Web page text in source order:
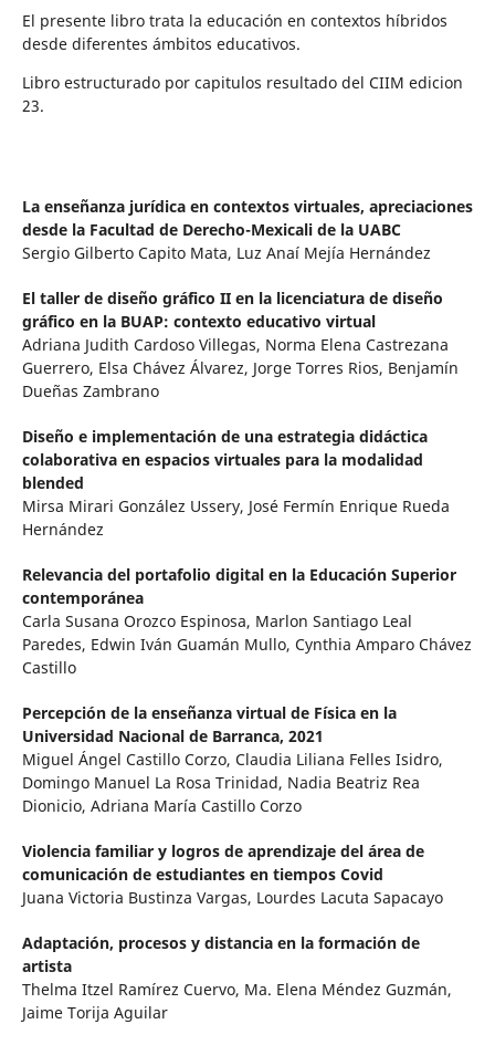
El presente libro trata la educación en contextos híbridos
desde diferentes ámbitos educativos.
Libro estructurado por capitulos resultado del CIIM edicion
23.
La enseñanza jurídica en contextos virtuales, apreciaciones
desde la Facultad de Derecho-Mexicali de la UABC
Sergio Gilberto Capito Mata, Luz Anaí Mejía Hernández
El taller de diseño gráfico II en la licenciatura de diseño
gráfico en la BUAP: contexto educativo virtual
Adriana Judith Cardoso Villegas, Norma Elena Castrezana
Guerrero, Elsa Chávez Álvarez, Jorge Torres Rios, Benjamín
Dueñas Zambrano
Diseño e implementación de una estrategia didáctica
colaborativa en espacios virtuales para la modalidad
blended
Mirsa Mirari González Ussery, José Fermín Enrique Rueda
Hernández
Relevancia del portafolio digital en la Educación Superior
contemporánea
Carla Susana Orozco Espinosa, Marlon Santiago Leal
Paredes, Edwin Iván Guamán Mullo, Cynthia Amparo Chávez
Castillo
Percepción de la enseñanza virtual de Física en la
Universidad Nacional de Barranca, 2021
Miguel Ángel Castillo Corzo, Claudia Liliana Felles Isidro,
Domingo Manuel La Rosa Trinidad, Nadia Beatriz Rea
Dionicio, Adriana María Castillo Corzo
Violencia familiar y logros de aprendizaje del área de
comunicación de estudiantes en tiempos Covid
Juana Victoria Bustinza Vargas, Lourdes Lacuta Sapacayo
Adaptación, procesos y distancia en la formación de
artista
Thelma Itzel Ramírez Cuervo, Ma. Elena Méndez Guzmán,
Jaime Torija Aguilar